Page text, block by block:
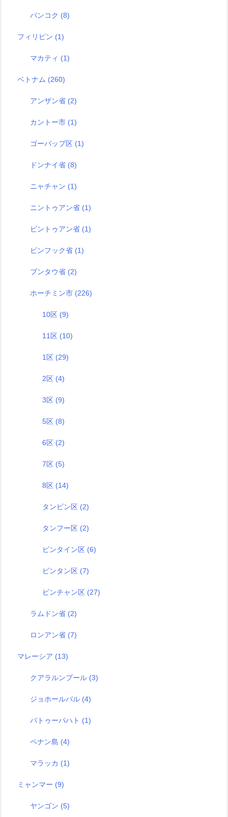
バンコク (8)
フィリピン (1)
マカティ (1)
ベトナム (260)
アンザン省 (2)
カントー市 (1)
ゴーバップ区 (1)
ドンナイ省 (8)
ニャチャン (1)
ニントゥアン省 (1)
ビントゥアン省 (1)
ビンフック省 (1)
ブンタウ省 (2)
ホーチミン市 (226)
10区 (9)
11区 (10)
1区 (29)
2区 (4)
3区 (9)
5区 (8)
6区 (2)
7区 (5)
8区 (14)
タンビン区 (2)
タンフー区 (2)
ビンタイン区 (6)
ビンタン区 (7)
ビンチャン区 (27)
ラムドン省 (2)
ロンアン省 (7)
マレーシア (13)
クアラルンプール (3)
ジョホールバル (4)
バトゥーパハト (1)
ペナン島 (4)
マラッカ (1)
ミャンマー (9)
ヤンゴン (5)